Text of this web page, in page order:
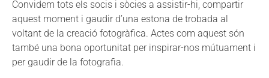
Convidem tots els socis i sòcies a assistir-hi, compartir
aquest moment i gaudir d’una estona de trobada al
voltant de la creació fotogràfica. Actes com aquest són
també una bona oportunitat per inspirar-nos mútuament i
per gaudir de la fotografia.